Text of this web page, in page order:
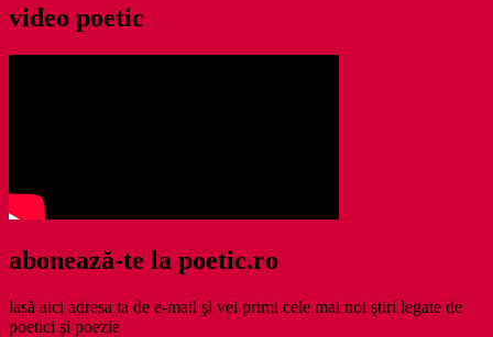
video poetic
abonează-te la poetic.ro
lasă aici adresa ta de e-mail şi vei primi cele mai noi ştiri legate de
poetici şi poezie